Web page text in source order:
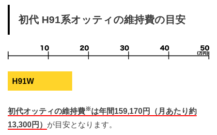
初代 H91系オッティの維持費の目安
H91W
初代オッティの維持費※は年間159,170円（月あたり約
13,300円） が目安となります。